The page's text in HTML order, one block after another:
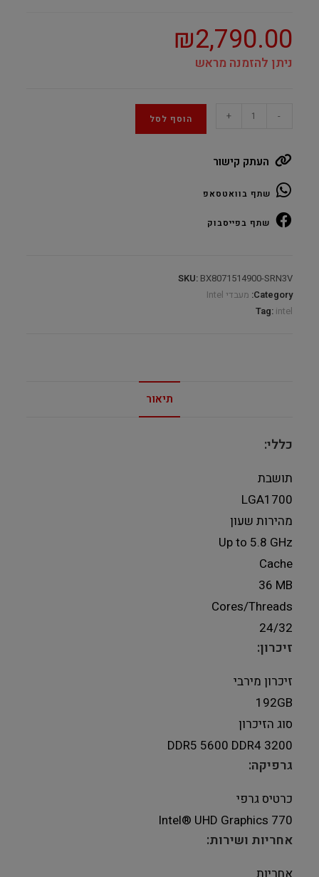
₪2,790.00
ניתן להזמנה מראש
14900
5.8GHz
36MB
cache
BOX
quantity
-
+ הוסף לסל
העתק קישור
שתף בוואטסאפ
שתף בפייסבוק
SKU: BX8071514900-SRN3V
Category: מעבדי Intel
Tag: intel
תיאור
כללי:
תושבת
LGA1700
מהירות שעון
Up to 5.8 GHz
Cache
36 MB
Cores/Threads
24/32
זיכרון:
זיכרון מירבי
192GB
סוג הזיכרון
DDR5 5600 DDR4 3200
גרפיקה:
כרטיס גרפי
Intel® UHD Graphics 770
אחריות ושירות: